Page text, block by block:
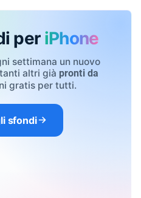
per iPhone
settimana un nuovo
altri già pronti da
gratis per tutti.
sfondi